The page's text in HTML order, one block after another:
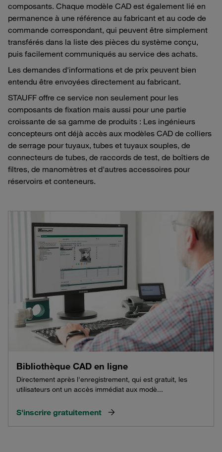
composants. Chaque modèle CAD est également lié en
permanence à une référence au fabricant et au code de
commande correspondant, qui peuvent être simplement
transférés dans la liste des pièces du système conçu,
puis facilement communiqués au service des achats.
Les demandes d'informations et de prix peuvent bien
entendu être envoyées directement au fabricant.
STAUFF offre ce service non seulement pour les
composants de fixation mais aussi pour une partie
croissante de sa gamme de produits : Les ingénieurs
concepteurs ont déjà accès aux modèles CAD de colliers
de serrage pour tuyaux, tubes et tuyaux souples, de
connecteurs de tubes, de raccords de test, de boîtiers de
filtres, de manomètres et d'autres accessoires pour
réservoirs et conteneurs.
Bibliothèque CAD en ligne
Directement après l'enregistrement, qui est gratuit, les
utilisateurs ont un accès immédiat aux modè...
S'inscrire gratuitement